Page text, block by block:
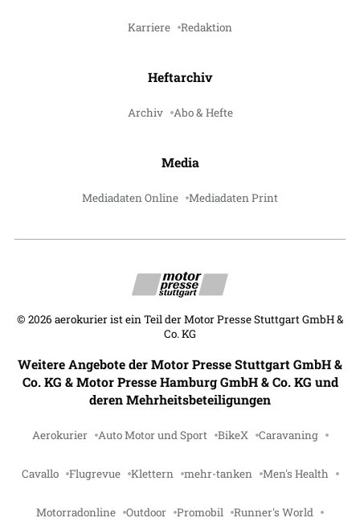
Karriere Redaktion
Heftarchiv
Archiv Abo & Hefte
Media
Mediadaten Online Mediadaten Print
© 2026 aerokurier ist ein Teil der Motor Presse Stuttgart GmbH &
Co. KG
Weitere Angebote der Motor Presse Stuttgart GmbH &
Co. KG & Motor Presse Hamburg GmbH & Co. KG und
deren Mehrheitsbeteiligungen
Aerokurier Auto Motor und Sport BikeX Caravaning
Cavallo Flugrevue Klettern mehr-tanken Men's Health
Motorradonline Outdoor Promobil Runner's World